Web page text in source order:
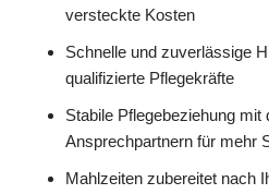
versteckte Kosten
Schnelle und zuverlässige
qualifizierte Pflegekräfte
Stabile Pflegebeziehung mit
Ansprechpartnern für mehr
Mahlzeiten zubereitet nach